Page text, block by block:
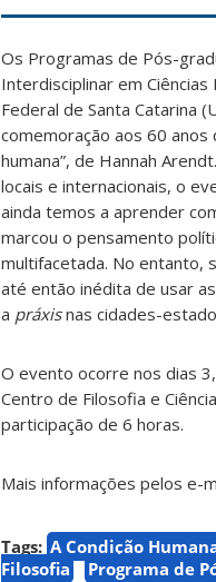
Os Programas de Pós-
Interdisciplinar em
Federal de Santa Catarina
comemoração aos 60 anos
humana”, de Hannah
locais e internacionais, o
ainda temos a aprender
marcou o pensamento
multifacetada. No entanto,
até então inédita de usar
a práxisnas cidades-
O evento ocorre nos dias
Centro de Filosofia e
participação de 6 horas.
Mais informações pelos e-
Tags: A Condição
Filosofia
Programa de